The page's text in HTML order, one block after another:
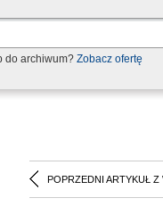
do archiwum? Zobacz ofertę
POPRZEDNI ARTYKUŁ Z